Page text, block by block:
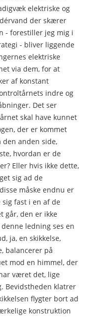
elektriske og
der skærer
- forestiller jeg mig i
- bliver liggende
elektriske
via dem, for at
af konstant
indre og
Det ser
skal have kunnet
der er kommet
anden side,
hvordan er de
Eller hvis ikke dette,
sig ad de
måske endnu er
sig fast i en af de
går, den er ikke
led­ning ses en
ja, en skikkelse,
balance­rer på
mod en him­mel, der
været det, lige
Bevidstheden klat­rer
flygter bort ad
konstruktion